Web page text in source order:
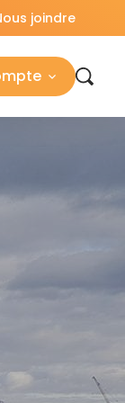
joindre